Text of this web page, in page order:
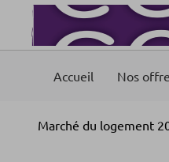
Accueil Nos
Marché du logement